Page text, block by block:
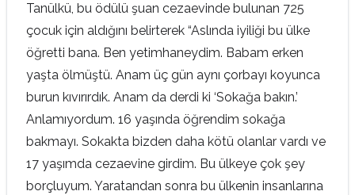
Tanülkü, bu ödülü şuan cezaevinde bulunan 725
çocuk için aldığını belirterek “Aslında iyiliği bu ülke
öğretti bana. Ben yetimhaneydim. Babam erken
yaşta ölmüştü. Anam üç gün aynı çorbayı koyunca
burun kıvırırdık. Anam da derdi ki ‘Sokağa bakın.’
Anlamıyordum. 16 yaşında öğrendim sokağa
bakmayı. Sokakta bizden daha kötü olanlar vardı ve
17 yaşımda cezaevine girdim. Bu ülkeye çok şey
borçluyum. Yaratandan sonra bu ülkenin insanlarına